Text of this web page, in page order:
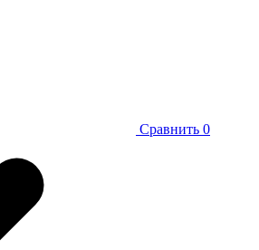
Сравнить 0